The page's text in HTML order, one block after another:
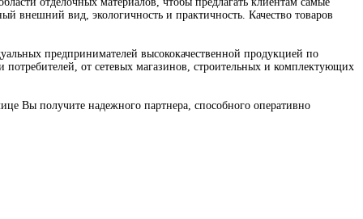
внешний вид, экологичность и практичность. Качество товаров
предпринимателей высококачественной продукцией по
от сетевых магазинов, строительных и комплектующих
Вы получите надежного партнера, способного оперативно